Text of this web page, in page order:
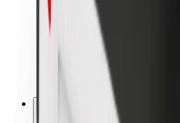
Équipe de direction
La marque
Ressources
Fonds urbain